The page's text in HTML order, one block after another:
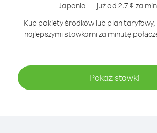
Japonia — już od 2.7 ¢ za
Kup pakiety środków lub plan taryfowy,
najlepszymi stawkami za minutę
Pokaż stawki